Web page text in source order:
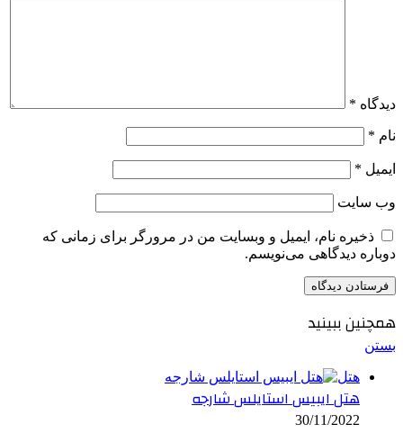
دیدگاه *
نام *
ایمیل *
وب‌ سایت
ذخیره نام، ایمیل و وبسایت من در مرورگر برای زمانی که
دوباره دیدگاهی می‌نویسم.
همچنین ببینید
بستن
هتل
هتل ایبیس استایلس شارجه
30/11/2022